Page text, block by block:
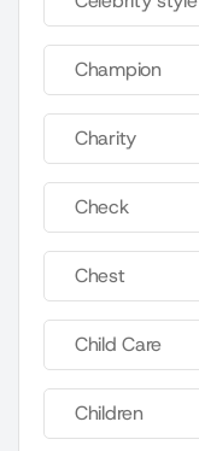
Champion
Charity
Check
Chest
Child Care
Children